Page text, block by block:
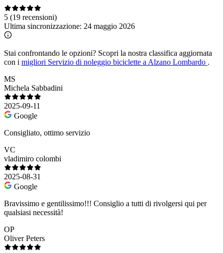
5 (19 recensioni)
Ultima sincronizzazione: 24 maggio 2026
Stai confrontando le opzioni? Scopri la nostra classifica aggiornata
con i migliori Servizio di noleggio biciclette a Alzano Lombardo .
MS
Michela Sabbadini
2025-09-11
Google
Consigliato, ottimo servizio
VC
vladimiro colombi
2025-08-31
Google
Bravissimo e gentilissimo!!! Consiglio a tutti di rivolgersi qui per
qualsiasi necessità!
OP
Oliver Peters